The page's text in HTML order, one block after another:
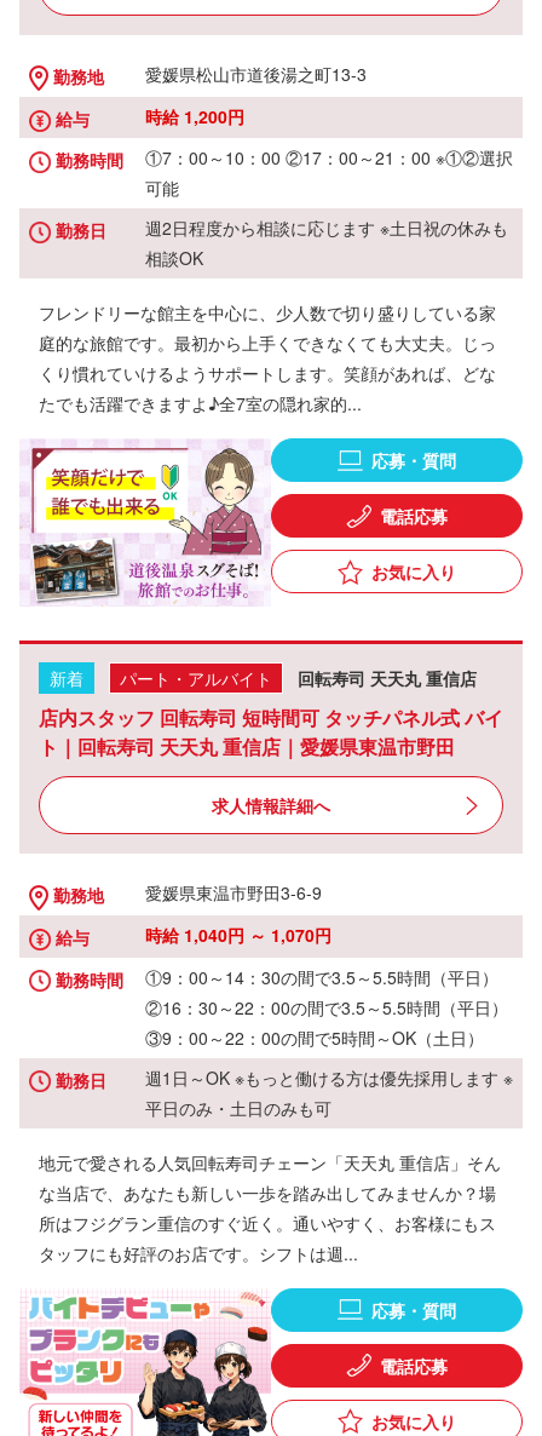
勤務地
愛媛県松山市道後湯之町13-3
給与
時給 1,200円
勤務時間
①7：00～10：00 ②17：00～21：00 ※①②選択
可能
勤務日
週2日程度から相談に応じます ※土日祝の休みも
相談OK
フレンドリーな館主を中心に、少人数で切り盛りしている家
庭的な旅館です。最初から上手くできなくても大丈夫。じっ
くり慣れていけるようサポートします。笑顔があれば、どな
たでも活躍できますよ♪全7室の隠れ家的...
応募・質問
電話応募
お気に入り
新着 パート・アルバイト 回転寿司 天天丸 重信店
店内スタッフ 回転寿司 短時間可 タッチパネル式 バイ
ト｜回転寿司 天天丸 重信店｜愛媛県東温市野田
求人情報詳細へ
勤務地
愛媛県東温市野田3-6-9
給与
時給 1,040円 ～ 1,070円
勤務時間
①9：00～14：30の間で3.5～5.5時間（平日）
②16：30～22：00の間で3.5～5.5時間（平日）
③9：00～22：00の間で5時間～OK（土日）
勤務日
週1日～OK ※もっと働ける方は優先採用します ※
平日のみ・土日のみも可
地元で愛される人気回転寿司チェーン「天天丸 重信店」そん
な当店で、あなたも新しい一歩を踏み出してみませんか？場
所はフジグラン重信のすぐ近く。通いやすく、お客様にもス
タッフにも好評のお店です。シフトは週...
応募・質問
電話応募
お気に入り